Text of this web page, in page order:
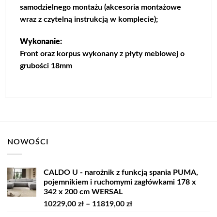
samodzielnego montażu (akcesoria montażowe
wraz z czytelną instrukcją w komplecie);
Wykonanie:
Front oraz korpus wykonany z płyty meblowej o
grubości 18mm
NOWOŚCI
CALDO U - narożnik z funkcją spania PUMA,
pojemnikiem i ruchomymi zagłówkami 178 x
342 x 200 cm WERSAL
10229,00 zł – 11819,00 złZakres